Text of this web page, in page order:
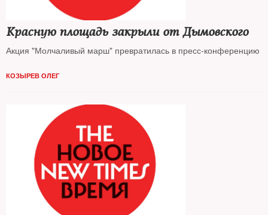
Красную площадь закрыли от Дымовского
Акция "Молчаливый марш" превратилась в пресс-конференцию
КОЗЫРЕВ ОЛЕГ